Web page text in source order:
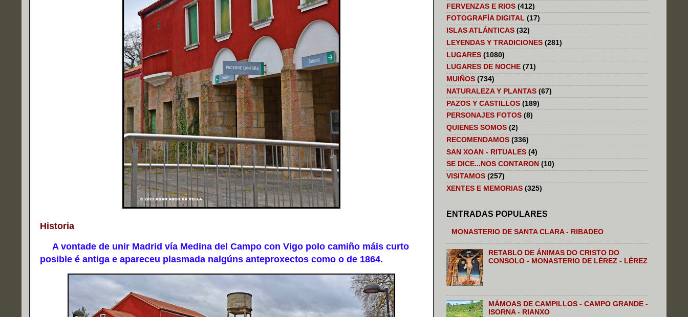
Historia
A vontade de unir Madrid vía Medina del Campo con Vigo polo camiño máis curto
posible é antiga e apareceu plasmada nalgúns anteproxectos como o de 1864.
FERVENZAS E RIOS (412)
FOTOGRAFÍA DIGITAL (17)
ISLAS ATLÁNTICAS (32)
LEYENDAS Y TRADICIONES (281)
LUGARES (1080)
LUGARES DE NOCHE (71)
MUIÑOS (734)
NATURALEZA Y PLANTAS (67)
PAZOS Y CASTILLOS (189)
PERSONAJES FOTOS (8)
QUIENES SOMOS (2)
RECOMENDAMOS (336)
SAN XOAN - RITUALES (4)
SE DICE...NOS CONTARON (10)
VISITAMOS (257)
XENTES E MEMORIAS (325)
ENTRADAS POPULARES
MONASTERIO DE SANTA CLARA - RIBADEO
RETABLO DE ÁNIMAS DO CRISTO DO
CONSOLO - MONASTERIO DE LÉREZ - LÉREZ
MÁMOAS DE CAMPILLOS - CAMPO GRANDE -
ISORNA - RIANXO